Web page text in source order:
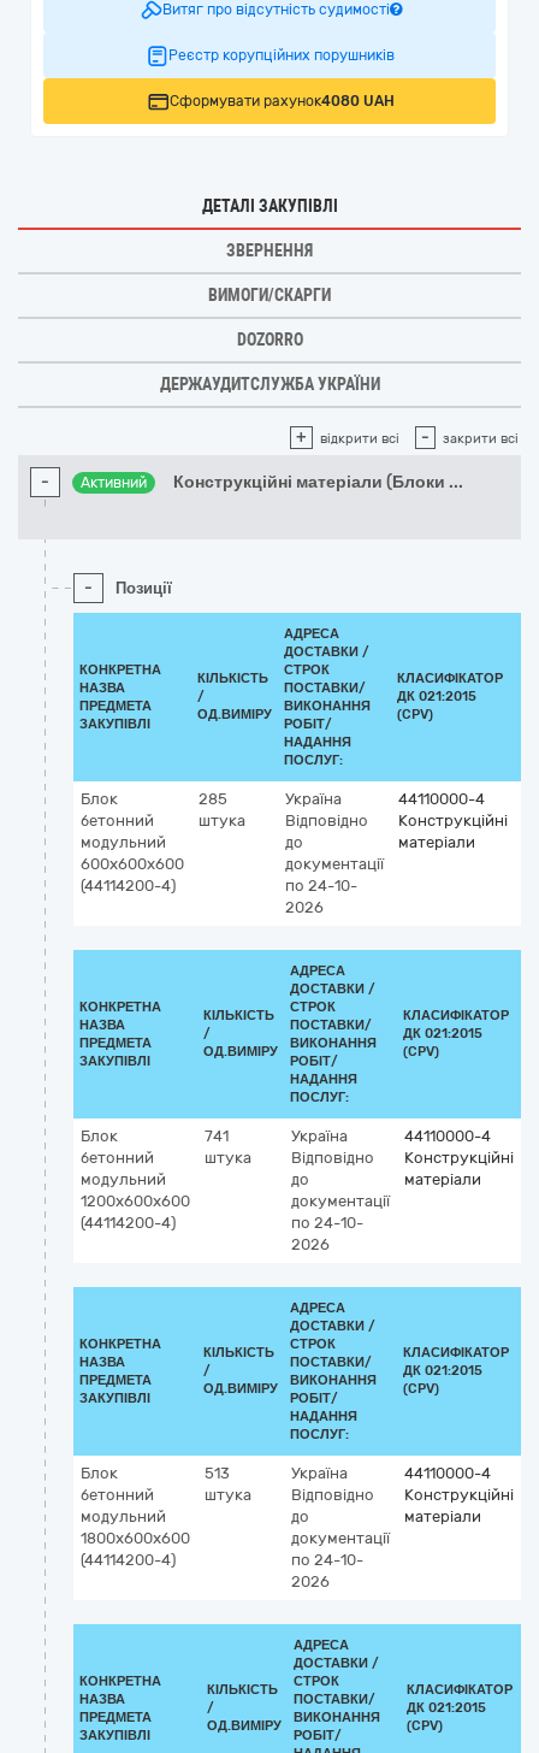
Витяг про відсутність судимості
Реєстр корупційних порушників
Сформувати рахунок4080 UAH
ДЕТАЛІ ЗАКУПІВЛІ
ЗВЕРНЕННЯ
ВИМОГИ/СКАРГИ
DOZORRO
ДЕРЖАУДИТСЛУЖБА УКРАЇНИ
+ відкрити всі - закрити всі
- Активний Конструкційні матеріали (Блоки ...
- Позиції
КОНКРЕТНА
НАЗВА
ПРЕДМЕТА
ЗАКУПІВЛІ
КІЛЬКІСТЬ
/
ОД.ВИМІРУ
АДРЕСА
ДОСТАВКИ /
СТРОК
ПОСТАВКИ/
ВИКОНАННЯ
РОБІТ/
НАДАННЯ
ПОСЛУГ:
КЛАСИФІКАТОР
ДК 021:2015
(CPV)
Блок
бетонний
модульний
600х600х600
(44114200-4)
285
штука
Україна
Відповідно
до
документації
по 24-10-
2026
44110000-4
Конструкційні
матеріали
КОНКРЕТНА
НАЗВА
ПРЕДМЕТА
ЗАКУПІВЛІ
КІЛЬКІСТЬ
/
ОД.ВИМІРУ
АДРЕСА
ДОСТАВКИ /
СТРОК
ПОСТАВКИ/
ВИКОНАННЯ
РОБІТ/
НАДАННЯ
ПОСЛУГ:
КЛАСИФІКАТОР
ДК 021:2015
(CPV)
Блок
бетонний
модульний
1200х600х600
(44114200-4)
741
штука
Україна
Відповідно
до
документації
по 24-10-
2026
44110000-4
Конструкційні
матеріали
КОНКРЕТНА
НАЗВА
ПРЕДМЕТА
ЗАКУПІВЛІ
КІЛЬКІСТЬ
/
ОД.ВИМІРУ
АДРЕСА
ДОСТАВКИ /
СТРОК
ПОСТАВКИ/
ВИКОНАННЯ
РОБІТ/
НАДАННЯ
ПОСЛУГ:
КЛАСИФІКАТОР
ДК 021:2015
(CPV)
Блок
бетонний
модульний
1800х600х600
(44114200-4)
513
штука
Україна
Відповідно
до
документації
по 24-10-
2026
44110000-4
Конструкційні
матеріали
КОНКРЕТНА
НАЗВА
ПРЕДМЕТА
ЗАКУПІВЛІ
КІЛЬКІСТЬ
/
ОД.ВИМІРУ
АДРЕСА
ДОСТАВКИ /
СТРОК
ПОСТАВКИ/
ВИКОНАННЯ
РОБІТ/
КЛАСИФІКАТОР
ДК 021:2015
(CPV)